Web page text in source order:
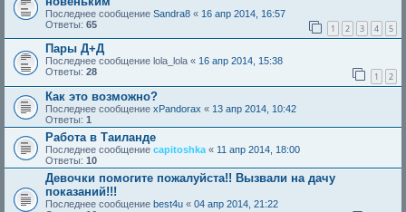
Последнее сообщение Sandra8 « 16 апр 2014, 16:57
Ответы: 65 1 2 3 4 5
Пары Д+Д
Последнее сообщение lola_lola « 16 апр 2014, 15:38
Ответы: 28 1 2
Как это возможно?
Последнее сообщение xPandorax « 13 апр 2014, 10:42
Ответы: 1
Работа в Таиланде
Последнее сообщение capitoshka « 11 апр 2014, 18:00
Ответы: 10
Девочки помогите пожалуйста!! Вызвали на дачу
показаний!!!
Последнее сообщение best4u « 04 апр 2014, 21:22